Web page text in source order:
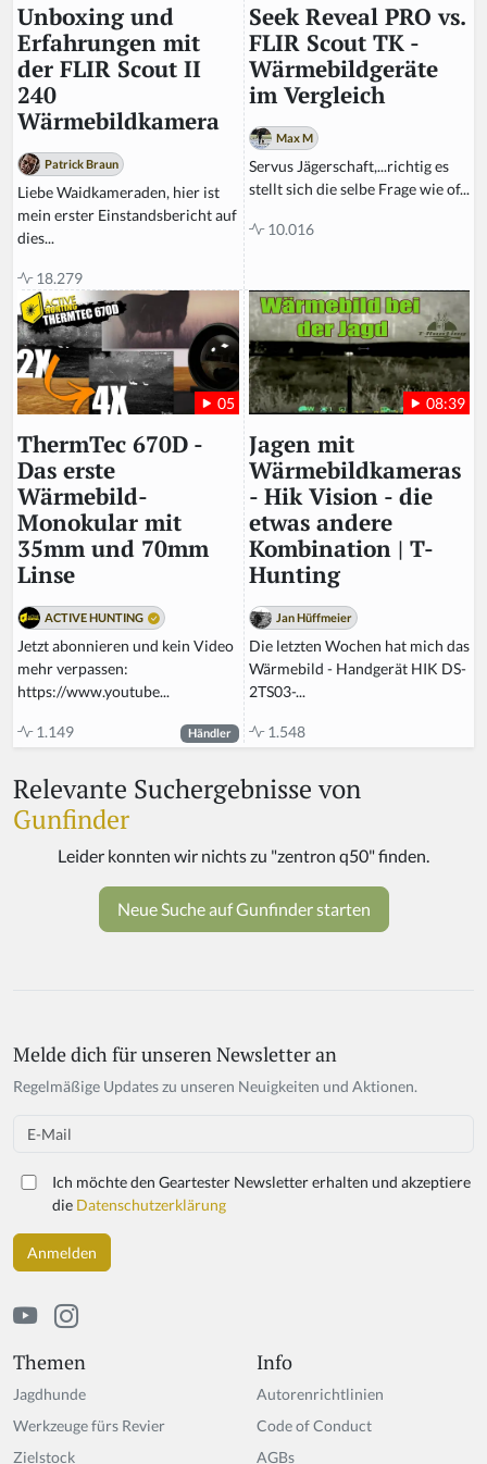
Unboxing und
Erfahrungen mit
der FLIR Scout II
240
Wärmebildkamera
Patrick Braun
Liebe Waidkameraden, hier ist
mein erster Einstandsbericht auf
dies...
18.279
Seek Reveal PRO vs.
FLIR Scout TK -
Wärmebildgeräte
im Vergleich
Max M
Servus Jägerschaft,...richtig es
stellt sich die selbe Frage wie of...
10.016
05
ThermTec 670D -
Das erste
Wärmebild-
Monokular mit
35mm und 70mm
Linse
ACTIVE HUNTING
Jetzt abonnieren und kein Video
mehr verpassen:
https://www.youtube...
1.149 Händler
08:39
Jagen mit
Wärmebildkameras
- Hik Vision - die
etwas andere
Kombination | T-
Hunting
Jan Hüffmeier
Die letzten Wochen hat mich das
Wärmebild - Handgerät HIK DS-
2TS03-...
1.548
Relevante Suchergebnisse von
Gunfinder
Themen
Jagdhunde
Werkzeuge fürs Revier
Zielstock
Info
Autorenrichtlinien
Code of Conduct
AGBs
Melde dich für unseren Newsletter an
Regelmäßige Updates zu unseren Neuigkeiten und Aktionen.
Email
Ich möchte den Geartester Newsletter erhalten und akzeptiere
die Datenschutzerklärung